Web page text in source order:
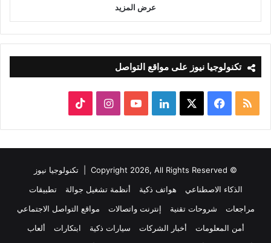
عرض المزيد
تكنولوجيا نيوز على مواقع التواصل
ملخص
الموقع
RSS
فيسبوك لينكدإن‫YouTubeانستقرام
© Copyright 2026, All Rights Reserved |
تكنولوجيا نيوز
الذكاء الاصطناعي
هواتف ذكية أنظمة تشغيل جوالة
تطبيقات
مراجعات
شروحات تقنية إنترنت واتصالات
مواقع التواصل الاجتماعي
أمن المعلومات
أخبار الشركات سيارات ذكية ابتكارات
ألعاب